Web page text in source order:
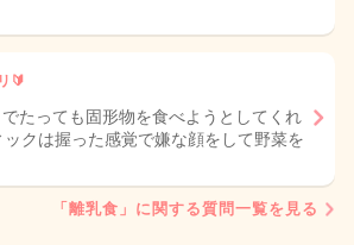
🔰
たっても固形物を食べようとしてくれ
ックは握った感覚で嫌な顔をして野菜を
「離乳食」に関する質問一覧を見る